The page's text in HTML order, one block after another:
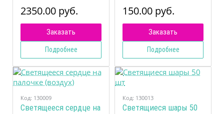
2350.00 руб.
Заказать
Подробнее
палочке (без рисунка)
150.00 руб.
Заказать
Подробнее
Код: 130009
Светящееся сердце на
Код: 130013
Светящиеся шары 50